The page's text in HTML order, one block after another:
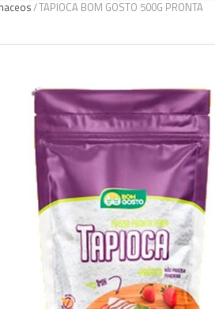
/TAPIOCA BOM GOSTO 500G PRONTA